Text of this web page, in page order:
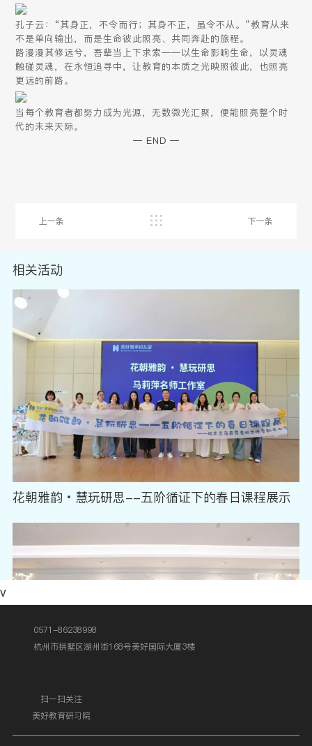
孔子云：“其身正，不令而行；其身不正，虽令不从。”教育从来
不是单向输出，而是生命彼此照亮、共同奔赴的旅程。
路漫漫其修远兮，吾辈当上下求索——以生命影响生命，以灵魂
触碰灵魂，在永恒追寻中，让教育的本质之光映照彼此，也照亮
更远的前路。
当每个教育者都努力成为光源，无数微光汇聚，便能照亮整个时
代的未来天际。
— END —
上一条 下一条
相关活动
花朝雅韵・慧玩研思--五阶循证下的春日课程展示
v
0571-86238998
杭州市拱墅区湖州街168号美好国际大厦3楼
扫一扫关注
美好教育研习院